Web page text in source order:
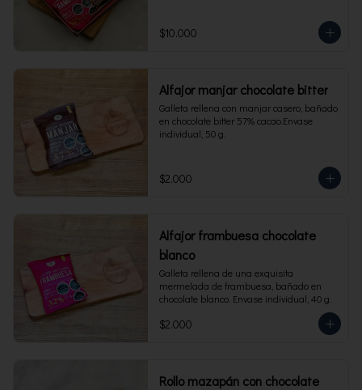
$10.000
Alfajor manjar chocolate bitter
Galleta rellena con manjar casero, bañado
en chocolate bitter 57% cacao.Envase
individual, 50 g.
$2.000
Alfajor frambuesa chocolate
blanco
Galleta rellena de una exquisita
mermelada de frambuesa, bañado en
chocolate blanco. Envase individual, 40 g.
$2.000
Rollo mazapán con chocolate